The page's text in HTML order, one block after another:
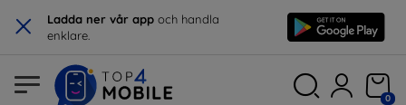
× Ladda ner vår app och handla
enklare.
0